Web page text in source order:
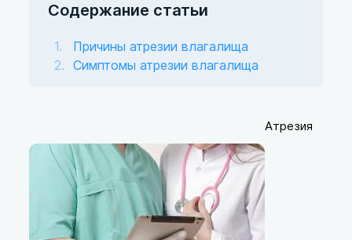
Содержание статьи
Причины атрезии влагалища
Симптомы атрезии влагалища
Атрезия